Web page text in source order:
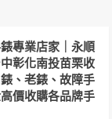
專業店家｜永順
彰化南投苗栗收
、老錶、故障手
價收購各品牌手